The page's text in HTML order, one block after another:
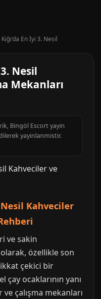
En İyi 3. Nesil
Nesil
Mekanları
Bingöl Escort yayin
yayinlanmistir.
Kahveciler
ve sakin
özellikle son
çekici bir
çay ocaklarının yanı
çalışma mekanları